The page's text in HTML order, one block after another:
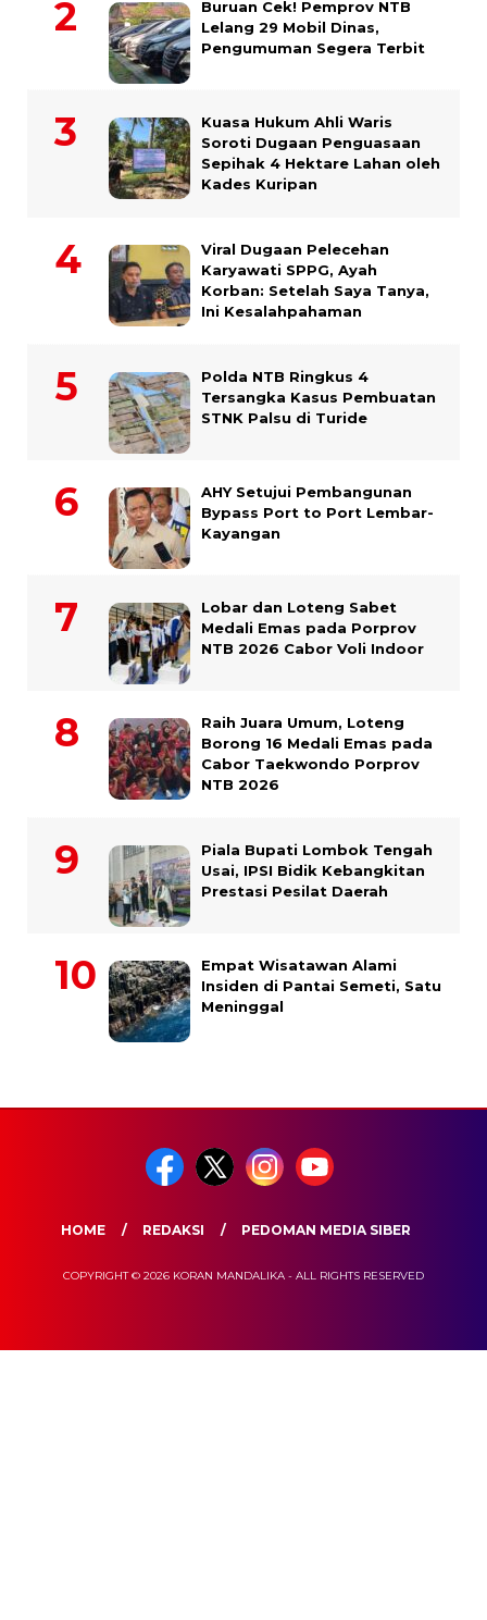
Buruan Cek! Pemprov NTB
Lelang 29 Mobil Dinas,
Pengumuman Segera Terbit
Kuasa Hukum Ahli Waris
Soroti Dugaan Penguasaan
Sepihak 4 Hektare Lahan oleh
Kades Kuripan
Viral Dugaan Pelecehan
Karyawati SPPG, Ayah
Korban: Setelah Saya Tanya,
Ini Kesalahpahaman
Polda NTB Ringkus 4
Tersangka Kasus Pembuatan
STNK Palsu di Turide
AHY Setujui Pembangunan
Bypass Port to Port Lembar-
Kayangan
Lobar dan Loteng Sabet
Medali Emas pada Porprov
NTB 2026 Cabor Voli Indoor
Raih Juara Umum, Loteng
Borong 16 Medali Emas pada
Cabor Taekwondo Porprov
NTB 2026
Piala Bupati Lombok Tengah
Usai, IPSI Bidik Kebangkitan
Prestasi Pesilat Daerah
Empat Wisatawan Alami
Insiden di Pantai Semeti, Satu
Meninggal
HOME REDAKSI PEDOMAN MEDIA SIBER
COPYRIGHT © 2026 KORAN MANDALIKA - ALL RIGHTS RESERVED